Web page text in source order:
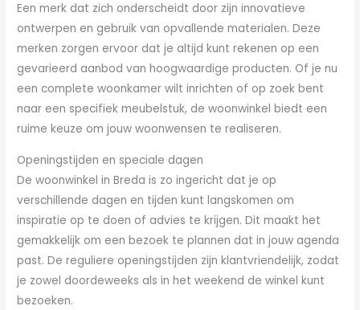
Een merk dat zich onderscheidt door zijn innovatieve
ontwerpen en gebruik van opvallende materialen. Deze
merken zorgen ervoor dat je altijd kunt rekenen op een
gevarieerd aanbod van hoogwaardige producten. Of je nu
een complete woonkamer wilt inrichten of op zoek bent
naar een specifiek meubelstuk, de woonwinkel biedt een
ruime keuze om jouw woonwensen te realiseren.
Openingstijden en speciale dagen
De woonwinkel in Breda is zo ingericht dat je op
verschillende dagen en tijden kunt langskomen om
inspiratie op te doen of advies te krijgen. Dit maakt het
gemakkelijk om een bezoek te plannen dat in jouw agenda
past. De reguliere openingstijden zijn klantvriendelijk, zodat
je zowel doordeweeks als in het weekend de winkel kunt
bezoeken.